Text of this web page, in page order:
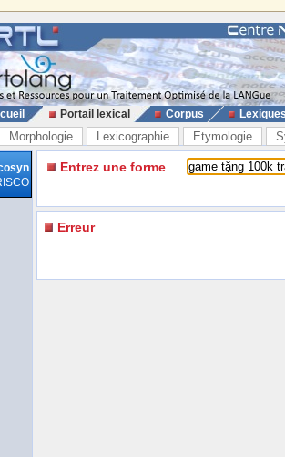
Portail lexical Corpus
Morphologie Lexicographie Etymologie
Entrez une forme
Erreur